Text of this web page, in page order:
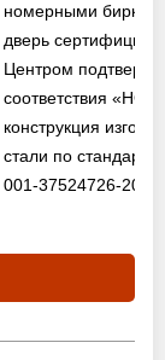
номерными
дверь
Центром
соответствия
конструкция
стали по
001-37524726-2012